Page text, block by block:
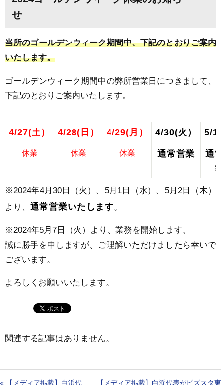
せ
当所のゴールデンウィーク期間中、下記のとおりご案内
いたします。
ゴールデンウィーク期間中の弊所営業日につきまして、
下記のとおりご案内いたします。
4/27(土） 4/28(日） 4/29(月） 4/30(火） 5/
休業 休業 休業 通常営業
通
※2024年4月30日（火）、5月1日（水）、5月2日（木）
より、 通常営業いたします。
※2024年5月7日（火）
より、業務を開始します。
誠に勝手を申しますが、ご理解いただけましたら幸いで
ございます。
よろしくお願いいたします。
関連する記事はありません。
«
【メディア掲載】白浜代
【メディア掲載】白浜代表がビズスタ東